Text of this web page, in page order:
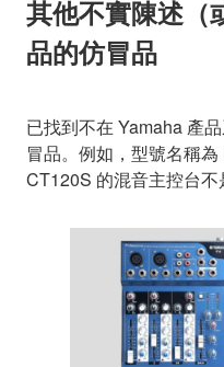
其他不實陳述（
品的仿冒品
已找到不在 Yamaha 產
冒品。例如，型號名稱
CT120S 的混音主控台不